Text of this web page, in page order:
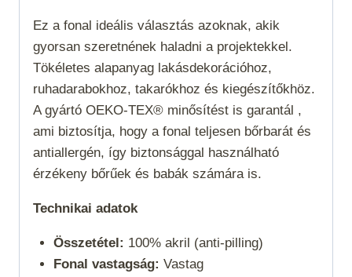
Ez a fonal ideális választás azoknak, akik
gyorsan szeretnének haladni a projektekkel.
Tökéletes alapanyag lakásdekorációhoz,
ruhadarabokhoz, takarókhoz és kiegészítőkhöz.
A gyártó OEKO-TEX® minősítést is garantál ,
ami biztosítja, hogy a fonal teljesen bőrbarát és
antiallergén, így biztonsággal használható
érzékeny bőrűek és babák számára is.
Technikai adatok
Összetétel: 100% akril (anti-pilling)
Fonal vastagság: Vastag